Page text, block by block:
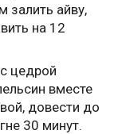
залить айву,
на 12
цедрой
вместе
довести до
30 минут.